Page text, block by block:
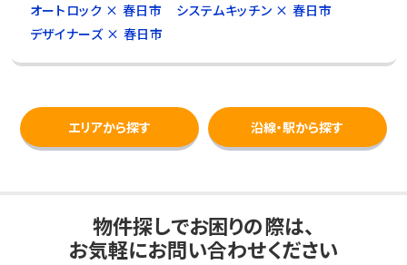
オートロック × 春日市
システムキッチン × 春日市
デザイナーズ × 春日市
エリアから探す 沿線・駅から探す
物件探しでお困りの際は、
お気軽にお問い合わせください